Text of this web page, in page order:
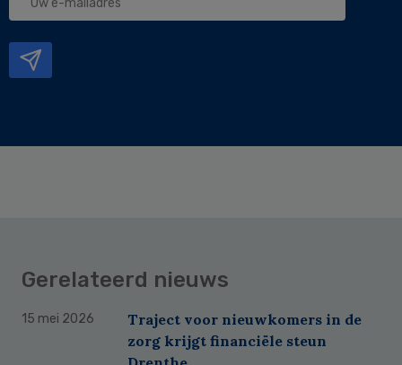
Gerelateerd nieuws
15 mei 2026
Traject voor nieuwkomers in de
zorg krijgt financiële steun